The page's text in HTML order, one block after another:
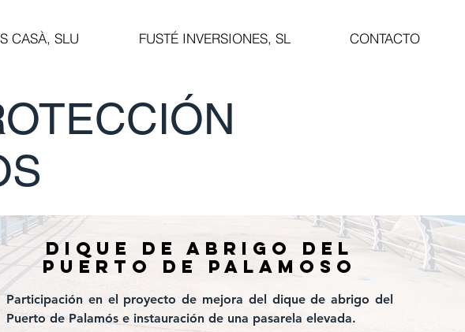
CASÀ, SLU FUSTÉ INVERSIONES, SL CONTACTO
dique de abrigo del
puerto de palamoso
Participación en el proyecto de mejora del dique de abrigo del
Puerto de Palamós e instauración de una pasarela elevada.